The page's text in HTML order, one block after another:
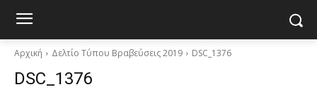
Αρχική Δελτίο Τύπου Βραβεύσεις 2019 DSC_1376
DSC_1376